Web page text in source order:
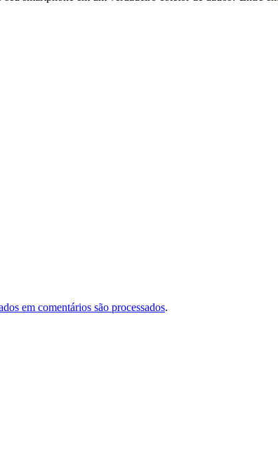
em comentários são processados.